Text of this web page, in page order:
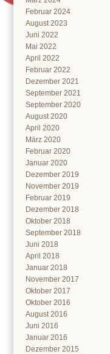
Februar 2024
August 2023
Juni 2022
Mai 2022
April 2022
Februar 2022
Dezember 2021
September 2021
September 2020
August 2020
April 2020
März 2020
Februar 2020
Januar 2020
Dezember 2019
November 2019
Februar 2019
Dezember 2018
Oktober 2018
September 2018
Juni 2018
April 2018
Januar 2018
November 2017
Oktober 2017
Oktober 2016
August 2016
Juni 2016
Januar 2016
Dezember 2015